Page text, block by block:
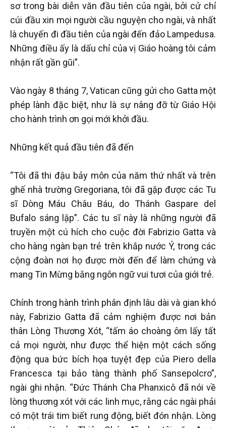
sơ trong bài diễn văn đầu tiên của ngài, bởi cử chỉ
cúi đầu xin mọi người cầu nguyện cho ngài, và nhất
là chuyến đi đầu tiên của ngài đến đảo Lampedusa.
Những điều ấy là dấu chỉ của vị Giáo hoàng tôi cảm
nhận rất gần gũi”.
Vào ngày 8 tháng 7, Vatican cũng gửi cho Gatta một
phép lành đặc biệt, như là sự nâng đỡ từ Giáo Hội
cho hành trình ơn gọi mới khởi đầu.
Những kết quả đầu tiên đã đến
“Tôi đã thi đậu bảy môn của năm thứ nhất và trên
ghế nhà trường Gregoriana, tôi đã gặp được các Tu
sĩ Dòng Máu Châu Báu, do Thánh Gaspare del
Bufalo sáng lập”. Các tu sĩ này là những người đã
truyền một cú hích cho cuộc đời Fabrizio Gatta và
cho hàng ngàn bạn trẻ trên khắp nước Ý, trong các
cộng đoàn nơi họ được mời đến để làm chứng và
mang Tin Mừng bằng ngôn ngữ vui tươi của giới trẻ.
Chính trong hành trình phân định lâu dài và gian khó
này, Fabrizio Gatta đã cảm nghiệm được nơi bản
thân Lòng Thương Xót, “tấm áo choàng ôm lấy tất
cả mọi người, như được thể hiện một cách sống
động qua bức bích họa tuyệt đẹp của Piero della
Francesca tại bảo tàng thành phố Sansepolcro”,
ngài ghi nhận. “Đức Thánh Cha Phanxicô đã nói về
lòng thương xót với các linh mục, rằng các ngài phải
có một trái tim biết rung động, biết đón nhận. Lòng